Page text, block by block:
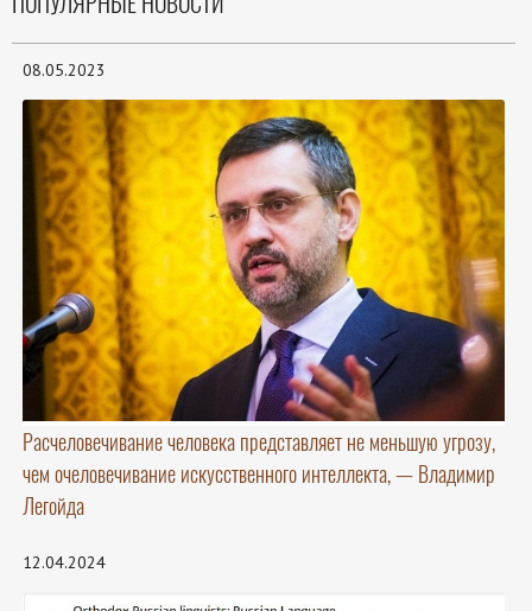
08.05.2023
Расчеловечивание человека представляет не меньшую угрозу,
чем очеловечивание искусственного интеллекта, — Владимир
Легойда
12.04.2024